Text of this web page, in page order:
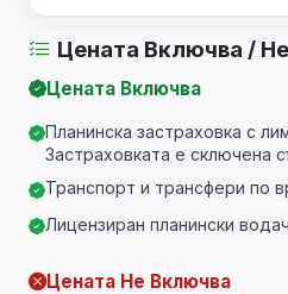
Цената Включва /
Цената Включва
Планинска застраховка с
Застраховката е сключена
Транспорт и трансфери по
Лицензиран планински водач
Цената Не Включва